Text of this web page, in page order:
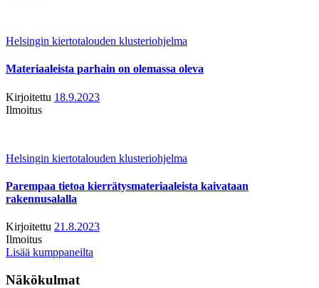
Helsingin kiertotalouden klusteriohjelma
Materiaaleista parhain on olemassa oleva
Kirjoitettu 18.9.2023
Ilmoitus
Helsingin kiertotalouden klusteriohjelma
Parempaa tietoa kierrätysmateriaaleista kaivataan
rakennusalalla
Kirjoitettu 21.8.2023
Ilmoitus
Lisää kumppaneilta
Näkökulmat